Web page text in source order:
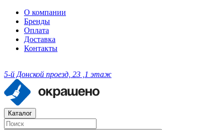
О компании
Бренды
Оплата
Доставка
Контакты
5-й Донской проезд, 23 ,1 этаж
Каталог